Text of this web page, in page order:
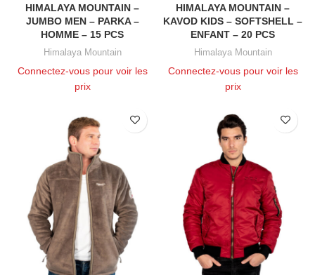
HIMALAYA MOUNTAIN –
JUMBO MEN – PARKA –
HOMME – 15 PCS
Himalaya Mountain
Connectez-vous pour voir les
prix
HIMALAYA MOUNTAIN –
KAVOD KIDS – SOFTSHELL –
ENFANT – 20 PCS
Himalaya Mountain
Connectez-vous pour voir les
prix